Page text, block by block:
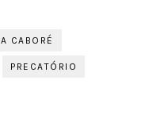
CABORÉ
PRECATÓRIO